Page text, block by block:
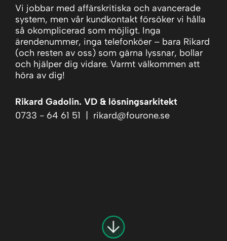
Vi jobbar med affärskritiska och avancerade
system, men vår kundkontakt försöker vi hålla
så okomplicerad som möjligt. Inga
ärendenummer, inga telefonköer – bara Rikard
(och resten av oss) som gärna lyssnar, bollar
och hjälper dig vidare. Varmt välkommen att
höra av dig!
Rikard Gadolin. VD & lösningsarkitekt
0733 - 64 61 51
| rikard@fourone.se